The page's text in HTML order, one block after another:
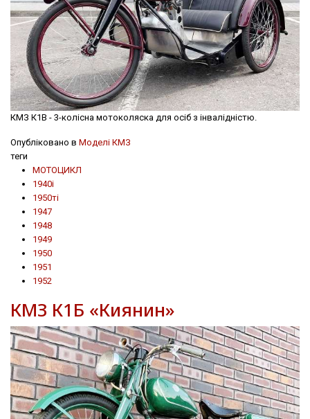
КМЗ К1В - 3-колісна мотоколяска для осіб з інвалідністю.
Опубліковано в Моделі КМЗ
теги
МОТОЦИКЛ
1940і
1950ті
1947
1948
1949
1950
1951
1952
КМЗ К1Б «Киянин»